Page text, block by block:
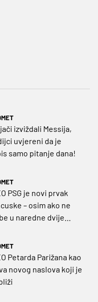
izviždali Messija,
uvjereni da je
samo pitanje dana!
PSG je novi prvak
– osim ako ne
u naredne dvije
15 pogodaka više od
Petarda Parižana kao
novog naslova koji je